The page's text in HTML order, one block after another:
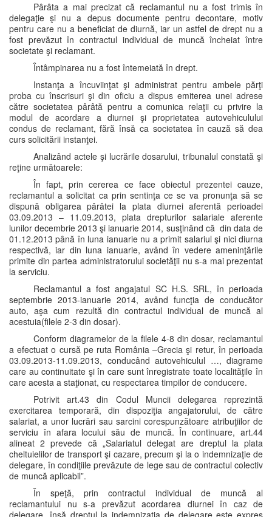
Pârâta a mai precizat că reclamantul nu a fost trimis în
delegaţie şi nu a depus documente pentru decontare, motiv
pentru care nu a beneficiat de diurnă, iar un astfel de drept nu a
fost prevăzut în contractul individual de muncă încheiat între
societate şi reclamant.
Întâmpinarea nu a fost întemeiată în drept.
Instanţa a încuviinţat şi administrat pentru ambele părţi
proba cu înscrisuri şi din oficiu a dispus emiterea unei adrese
către societatea pârâtă pentru a comunica relaţii cu privire la
modul de acordare a diurnei şi proprietatea autovehiculului
condus de reclamant, fără însă ca societatea în cauză să dea
curs solicitării instanţei.
Analizând actele şi lucrările dosarului, tribunalul constată şi
reţine următoarele:
În fapt, prin cererea ce face obiectul prezentei cauze,
reclamantul a solicitat ca prin sentinţa ce se va pronunţa să se
dispună obligarea pârâtei la plata diurnei aferentă perioadei
03.09.2013 – 11.09.2013, plata drepturilor salariale aferente
lunilor decembrie 2013 şi ianuarie 2014, susţinând că din data de
01.12.2013 până în luna ianuarie nu a primit salariul şi nici diurna
respectivă, iar din luna ianuarie, având în vedere ameninţările
primite din partea administratorului societăţii nu s-a mai prezentat
la serviciu.
Reclamantul a fost angajatul SC H.S. SRL, în perioada
septembrie 2013-ianuarie 2014, având funcţia de conducător
auto, aşa cum rezultă din contractul individual de muncă al
acestuia(filele 2-3 din dosar).
Conform diagramelor de la filele 4-8 din dosar, reclamantul
a efectuat o cursă pe ruta România –Grecia şi retur, în perioada
03.09.2013-11.09.2013, conducând autovehiculul …, diagrame
care au continuitate şi în care sunt înregistrate toate localităţile în
care acesta a staţionat, cu respectarea timpilor de conducere.
Potrivit art.43 din Codul Muncii delegarea reprezintă
exercitarea temporară, din dispoziţia angajatorului, de către
salariat, a unor lucrări sau sarcini corespunzătoare atribuţiilor de
serviciu în afara locului său de muncă. În continuare, art.44
alineat 2 prevede că „Salariatul delegat are dreptul la plata
cheltuielilor de transport şi cazare, precum şi la o indemnizaţie de
delegare, în condiţiile prevăzute de lege sau de contractul colectiv
de muncă aplicabil”.
În speţă, prin contractul individual de muncă al
reclamantului nu s-a prevăzut acordarea diurnei în caz de
delegare, însă dreptul la indemnizaţia de delegare este expres